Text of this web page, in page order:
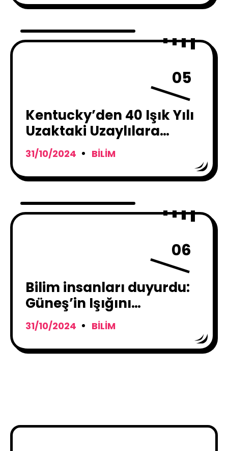
05
Kentucky’den 40 Işık Yılı
Uzaktaki Uzaylılara
Resmi Davet!
31/10/2024 BILIM
06
Bilim insanları duyurdu:
Güneş’in Işığını
Kısmamız Gerekebilir !
31/10/2024 BILIM